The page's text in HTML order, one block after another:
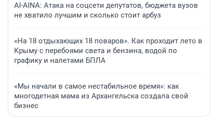
AI-AINA: Атака на соцсети депутатов, бюджета вузов
не хватило лучшим и сколько стоит арбуз
«На 18 отдыхающих 18 поваров». Как проходит лето в
Крыму с перебоями света и бензина, водой по
графику и налетами БПЛА
«Мы начали в самое нестабильное время»: как
многодетная мама из Архангельска создала свой
бизнес